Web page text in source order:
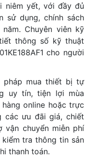
niêm yết, với đầy đủ
sử dụng, chính sách
Chuyên viên kỹ
thông số kỹ thuật
cho người
pháp mua thiết bị tự
uy tín, tiện lợi mùa
online hoặc trực
các ưu đãi giá, chiết
vận chuyển miễn phí
tra thông tin sản
thanh toán.